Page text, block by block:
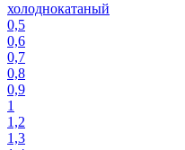
холоднокатаный
0,5
0,6
0,7
0,8
0,9
1
1,2
1,3